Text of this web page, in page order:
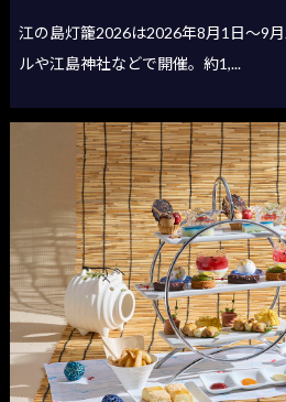
江の島灯籠2026は2026年8月1日〜9
ルや江島神社などで開催。約1,...